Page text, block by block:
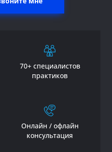
70+ специалистов
практиков
Онлайн / офлайн
консультация